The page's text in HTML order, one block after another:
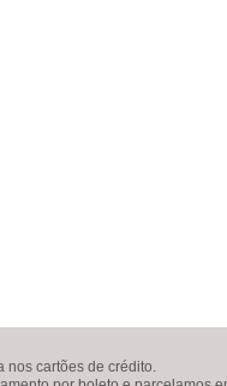
nos cartões de crédito.